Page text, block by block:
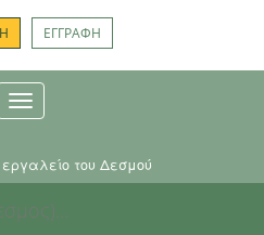
ΕΓΓΡΑΦΗ
Toggle
navigation
του Δεσμού